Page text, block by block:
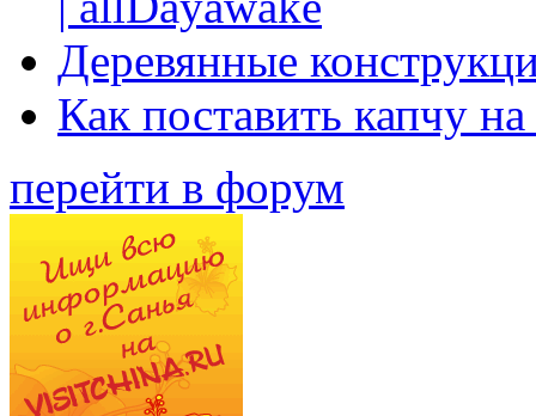
Деревянные
Как поставить капчу
перейти в форум